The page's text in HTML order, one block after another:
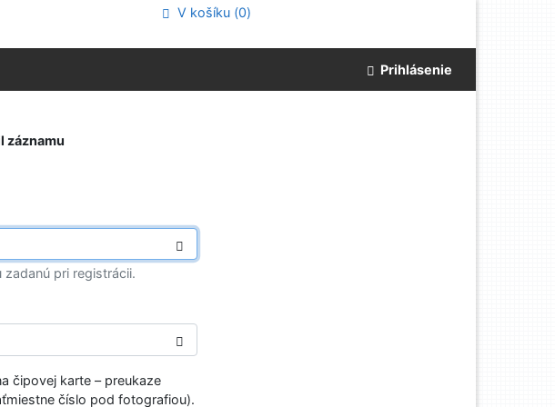
V košíku (0)
Prihlásenie
záznamu
pri registrácii.
čipovej karte – preukaze
číslo pod fotografiou).